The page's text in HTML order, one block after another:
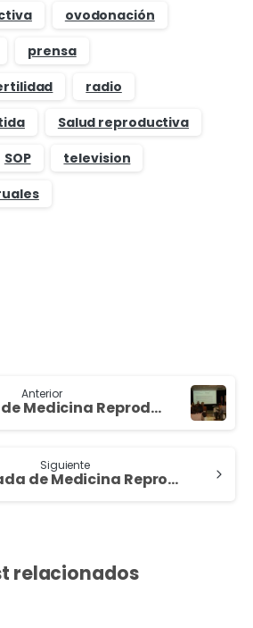
ovodonación
prensa
radio
Salud reproductiva
SOP
television
Anterior
II Jornada de Medicina Reproductiva
Siguiente
III Jornada de Medicina Reproductiva
relacionados